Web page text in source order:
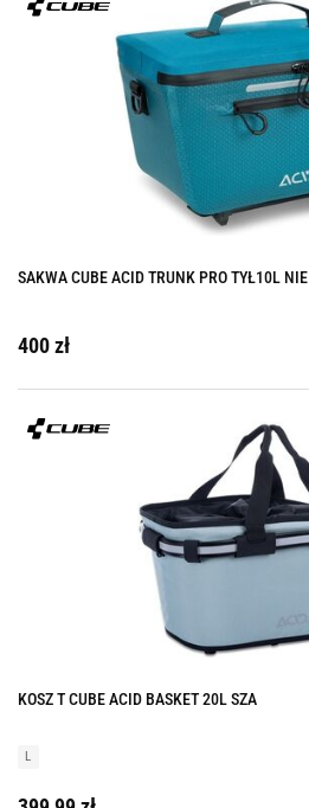
SAKWA CUBE ACID TRUNK PRO TYŁ10L NIE
400 zł
KOSZ T CUBE ACID BASKET 20L SZA
L